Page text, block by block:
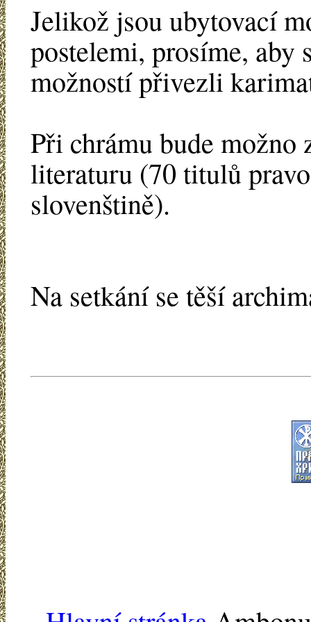
Jelikož jsou ubytovací
postelemi, prosíme, aby
možností přivezli
Při chrámu bude
literaturu (70 titulů
slovenštině).
Na setkání se těší